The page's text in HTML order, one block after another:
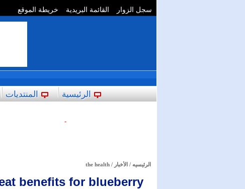
سجل الزوار القائمة البريدية خريطة الموقع
الرئيسية المنتديات
-
الرئيسيه / الأخبار /
the health
benefits for blueberry